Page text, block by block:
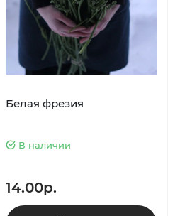
Белая фрезия
В наличии
14.00р.